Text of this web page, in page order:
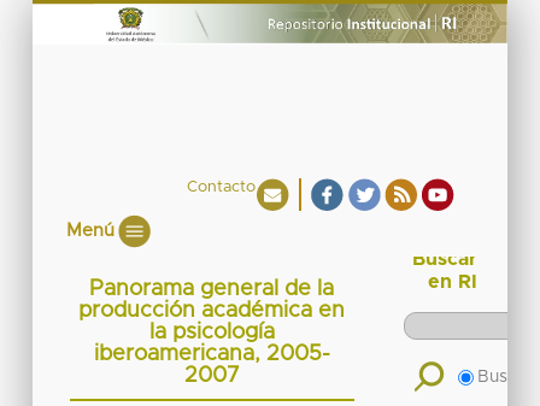
Contacto
Menú
Panorama general de la
producción académica en
la psicología
iberoamericana, 2005-
2007
Buscar
en RI
Buscar